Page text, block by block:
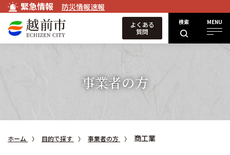
緊急情報 防災情報速報
検索 MENU
よくある
質問
事業者の方
ホーム 目的で探す 事業者の方 商工業